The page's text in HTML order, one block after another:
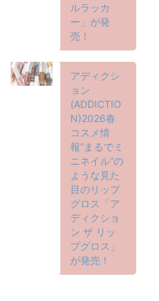
ルラッカ
ー」が発
売！
アディクシ
ョン
(ADDICTIO
N)2026春
コスメ情
報“まるでミ
ニネイル”の
ような見た
目のリップ
グロス「ア
ディクショ
ン ザ リッ
プグロス」
が発売！